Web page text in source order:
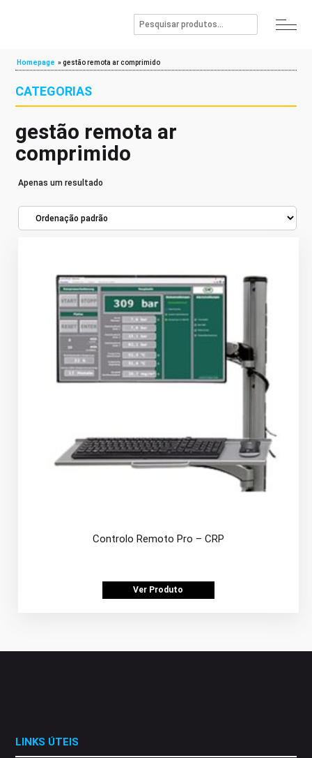
Homepage »gestão remota ar comprimido
CATEGORIAS
gestão remota ar
comprimido
Apenas um resultado
Controlo Remoto Pro – CRP
Ver Produto
LINKS ÚTEIS